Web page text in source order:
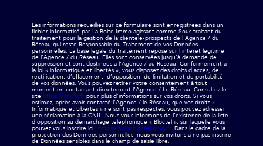
Les informations recueillies sur ce formulaire sont enregistrées dans un
fichier informatisé par La Boite Immo agissant comme Sous-traitant du
traitement pour la gestion de la clientèle/prospects de l'Agence / du
Réseau qui reste Responsable du Traitement de vos Données
personnelles. La base légale du traitement repose sur l'intérêt légitime
de l'Agence / du Réseau. Elles sont conservées jusqu'à demande de
suppression et sont destinées à l'Agence / au Réseau. Conformément à
la loi « informatique et libertés », vous disposez des droits d’accès, de
rectification, d’effacement, d’opposition, de limitation et de portabilité
de vos données. Vous pouvez retirer votre consentement à tout
moment en contactant directement l’Agence / Le Réseau. Consultez le
site https://cnil.fr/fr pour plus d’informations sur vos droits. Si vous
estimez, après avoir contacté l'Agence / le Réseau, que vos droits «
Informatique et Libertés » ne sont pas respectés, vous pouvez adresser
une réclamation à la CNIL. Nous vous informons de l’existence de la liste
d'opposition au démarchage téléphonique « Bloctel », sur laquelle vous
pouvez vous inscrire ici : https://www.bloctel.gouv.fr. Dans le cadre de la
protection des Données personnelles, nous vous invitons à ne pas inscrire
de Données sensibles dans le champ de saisie libre.